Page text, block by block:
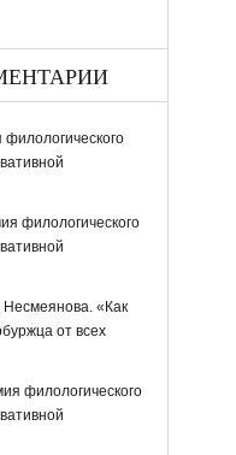
филологического
Несмеянова. «Как
от всех
филологического